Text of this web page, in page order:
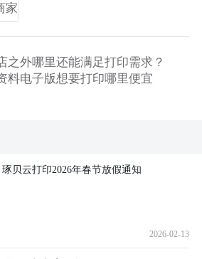
家
之外哪里还能满足打印需求？
料电子版想要打印哪里便宜
琢贝云打印2026年春节放假通知
2026-02-13